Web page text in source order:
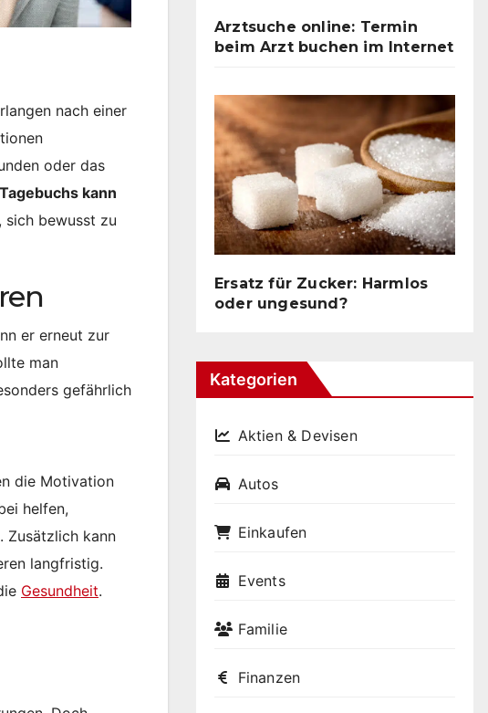
nach einer
oder das
kann
bewusst zu
er erneut zur
man
gefährlich
die Motivation
helfen,
. Zusätzlich kann
langfristig.
Gesundheit.
Arztsuche online: Termin
beim Arzt buchen im Internet
Ersatz für Zucker: Harmlos
oder ungesund?
Kategorien
Aktien & Devisen
Autos
Einkaufen
Events
Familie
Finanzen